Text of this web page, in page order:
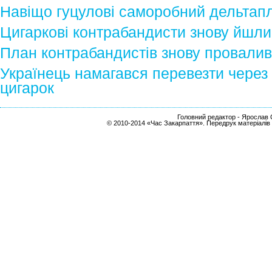
Навіщо гуцулові саморобний
Цигаркові контрабандисти знову
План контрабандистів знову
Українець намагався перевезти
цигарок
Головний редактор - Ярослав
© 2010-2014 «Час Закарпаття». Передрук